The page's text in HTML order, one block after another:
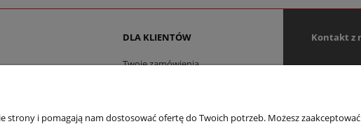
DLA KLIENTÓW
Twoje zamówienia
Koszty dostawy
Kontakt z
strony i pomagają nam dostosować ofertę do Twoich potrzeb. Możesz